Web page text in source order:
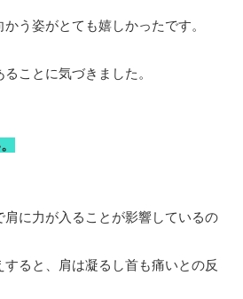
う姿がとても嬉しかったです。
ことに気づきました。
に力が入ることが影響しているの
ると、肩は凝るし首も痛いとの反